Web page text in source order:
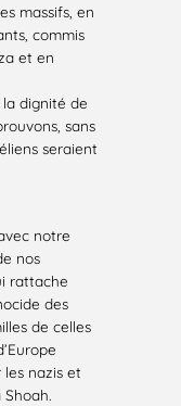
massifs, en
commis
et en
la dignité de
sans
seraient
notre
nos
rattache
des
de celles
nazis et